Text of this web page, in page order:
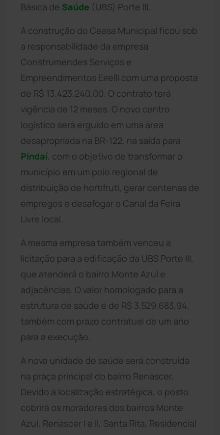
Básica de Saúde (UBS) Porte III.
A construção do Ceasa Municipal ficou sob
a responsabilidade da empresa
Construmendes Serviços e
Empreendimentos Eirelli com uma proposta
de R$ 13.423.240,00. O contrato terá
vigência de 12 meses. O novo centro
logístico será erguido em uma área
desapropriada na BR-122, na saída para
Pindaí, com o objetivo de transformar o
município em um polo regional de
distribuição de hortifruti, gerar centenas de
empregos e desafogar o Canal da Feira
Livre local.
A mesma empresa também venceu a
licitação para a edificação da UBS Porte III,
que atenderá o bairro Monte Azul e
adjacências. O valor homologado para a
estrutura de saúde é de R$ 3.529.683,94,
também com prazo contratual de um ano
para a execução.
A nova unidade de saúde será construída
na praça principal do bairro Renascer.
Devido à localização estratégica, o posto
cobrirá os moradores dos bairros Monte
Azul, Renascer I e II, Santa Rita, Residencial